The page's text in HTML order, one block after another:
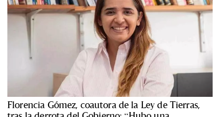
Florencia Gómez, coautora de la Ley de Tierras,